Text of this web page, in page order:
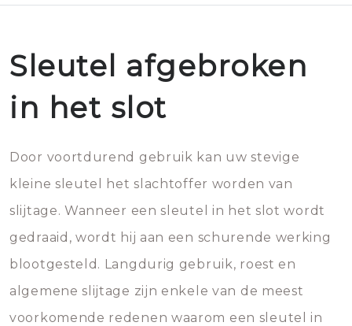
Sleutel afgebroken
in het slot
Door voortdurend gebruik kan uw stevige
kleine sleutel het slachtoffer worden van
slijtage. Wanneer een sleutel in het slot wordt
gedraaid, wordt hij aan een schurende werking
blootgesteld. Langdurig gebruik, roest en
algemene slijtage zijn enkele van de meest
voorkomende redenen waarom een sleutel in